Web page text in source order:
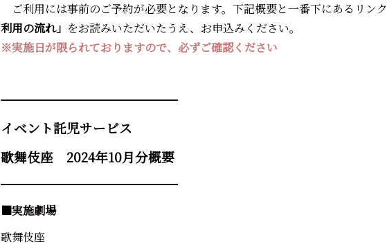
ご利用には事前のご予約が必要となります。下記概要と一番下にあるリンク
利用の流れ」 をお読みいただいたうえ、お申込みください。
※実施日が限られておりますので、必ずご確認ください
━━━━━━━━━━━━━━━━
イベント託児サービス
歌舞伎座 2024年10月分概要
━━━━━━━━━━━━━━━━
■実施劇場
歌舞伎座